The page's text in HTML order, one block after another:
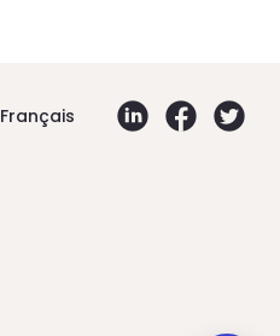
Français